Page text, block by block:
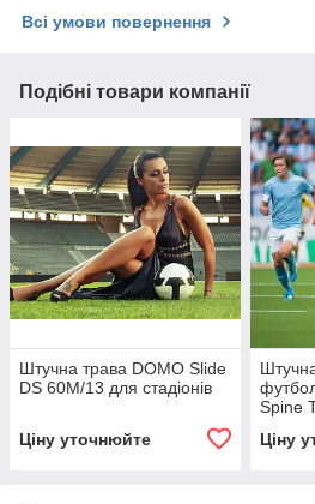
Всі умови повернення
Подібні товари компанії
Штучна трава DOMO Slide
DS 60M/13 для стадіонів
Ціну уточнюйте
Spine
Ціну